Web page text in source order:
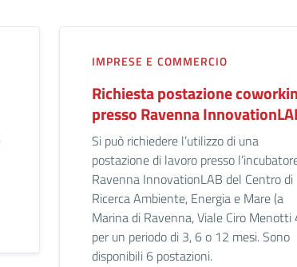
IMPRESE E COMMERCIO
Richiesta postazione
presso Ravenna
Si può richiedere l’utilizzo di una
postazione di lavoro presso
Ravenna InnovationLAB del Centro di
Ricerca Ambiente, Energia e Mare (a
Marina di Ravenna, Viale Ciro Menotti
per un periodo di 3, 6 o 12 mesi. Sono
disponibili 6 postazioni.